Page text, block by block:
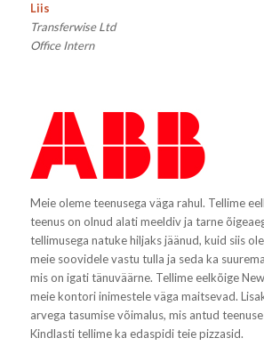
Liis
Transferwise Ltd
Office Intern
Meie oleme teenusega väga rahul. Tellime
teenus on olnud alati meeldiv ja tarne
tellimusega natuke hiljaks jäänud, kuid siis
meie soovidele vastu tulla ja seda ka
mis on igati tänuväärne. Tellime eelkõige
meie kontori inimestele väga maitsevad.
arvega tasumise võimalus, mis antud
Kindlasti tellime ka edaspidi teie pizzasid.